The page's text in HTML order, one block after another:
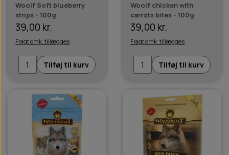
Woolf Soft blueberry
strips - 100g
39,00 kr.
Fragt omk. tillægges
Tilføj til kurv
Woolf chicken with
carrots bites - 100g
39,00 kr.
Fragt omk. tillægges
Tilføj til kurv